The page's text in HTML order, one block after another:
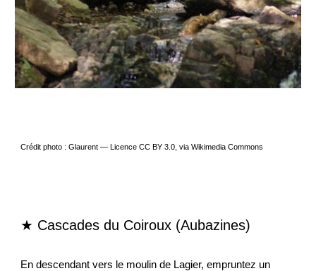
Crédit photo : Glaurent — Licence CC BY 3.0, via Wikimedia Commons
★ Cascades du Coiroux (Aubazines)
En descendant vers le moulin de Lagier, empruntez un